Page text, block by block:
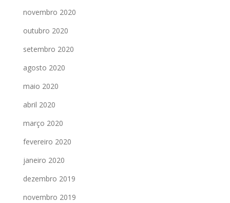
novembro 2020
outubro 2020
setembro 2020
agosto 2020
maio 2020
abril 2020
março 2020
fevereiro 2020
janeiro 2020
dezembro 2019
novembro 2019